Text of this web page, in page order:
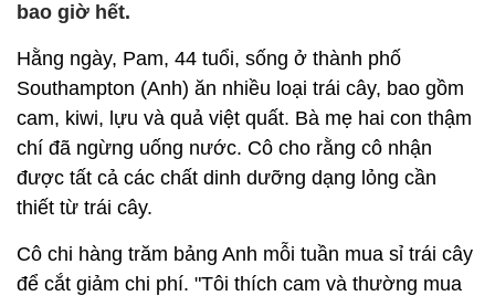
bao giờ hết.
Hằng ngày, Pam, 44 tuổi, sống ở thành phố
Southampton (Anh) ăn nhiều loại trái cây, bao gồm
cam, kiwi, lựu và quả việt quất. Bà mẹ hai con thậm
chí đã ngừng uống nước. Cô cho rằng cô nhận
được tất cả các chất dinh dưỡng dạng lỏng cần
thiết từ trái cây.
Cô chi hàng trăm bảng Anh mỗi tuần mua sỉ trái cây
để cắt giảm chi phí. "Tôi thích cam và thường mua